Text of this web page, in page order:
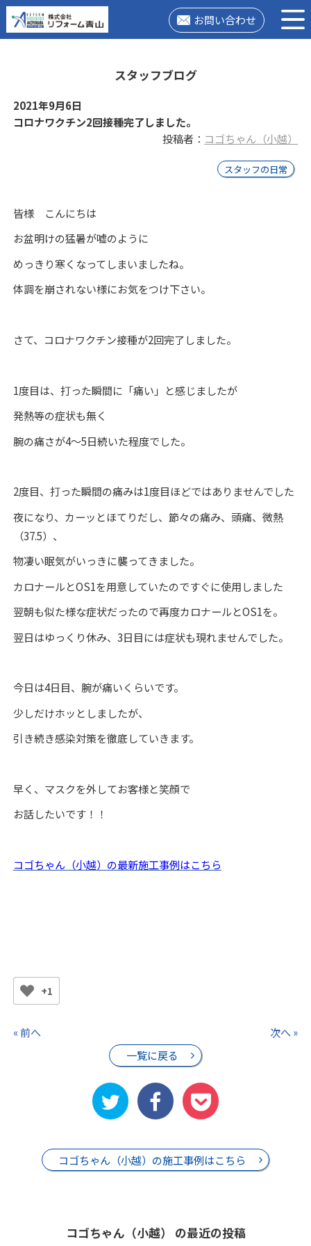
お問い合わせ
スタッフブログ
2021年9月6日
コロナワクチン2回接種完了しました。
投稿者： コゴちゃん（小越）
スタッフの日常
皆様 こんにちは
お盆明けの猛暑が嘘のように
めっきり寒くなってしまいましたね。
体調を崩されない様にお気をつけ下さい。
さて、コロナワクチン接種が2回完了しました。
1度目は、打った瞬間に「痛い」と感じましたが
発熱等の症状も無く
腕の痛さが4～5日続いた程度でした。
2度目、打った瞬間の痛みは1度目ほどではありませんでした
夜になり、カーッとほてりだし、節々の痛み、頭痛、微熱
（37.5）、
物凄い眠気がいっきに襲ってきました。
カロナールとOS1を用意していたのですぐに使用しました
翌朝も似た様な症状だったので再度カロナールとOS1を。
翌日はゆっくり休み、3日目には症状も現れませんでした。
今日は4日目、腕が痛いくらいです。
少しだけホッとしましたが、
引き続き感染対策を徹底していきます。
早く、マスクを外してお客様と笑顔で
お話したいです！！
コゴちゃん（小越）の最新施工事例はこちら
+1
« 前へ
一覧に戻る
次へ »
コゴちゃん（小越）の施工事例はこちら
コゴちゃん（小越） の最近の投稿